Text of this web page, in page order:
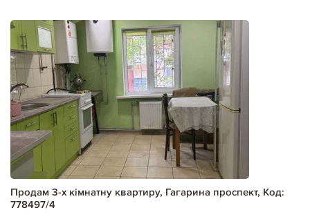
Продам 3-х кімнатну квартиру, Гагарина проспект, Код:
778497/4